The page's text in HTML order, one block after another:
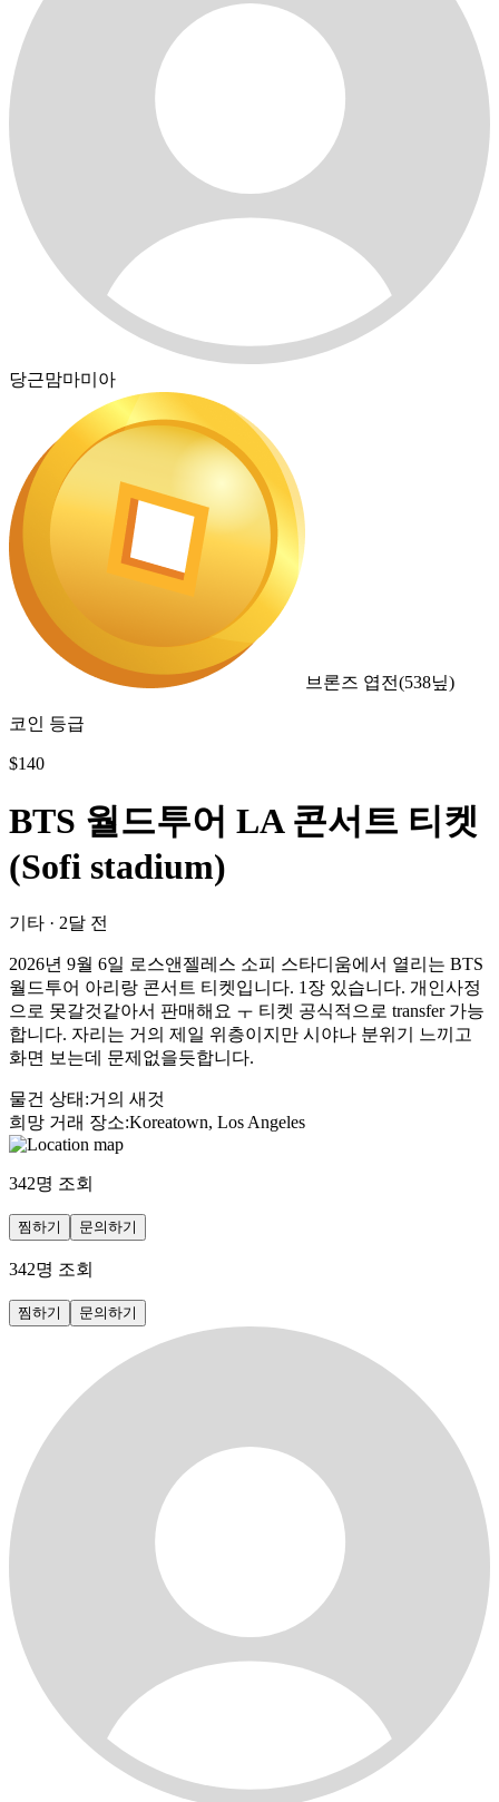
당근맘마미아
브론즈 엽전(538닢)
코인 등급
$140
BTS 월드투어 LA 콘서트 티켓
(Sofi stadium)
기타 · 2달 전
2026년 9월 6일 로스앤젤레스 소피 스타디움에서 열리는 BTS
월드투어 아리랑 콘서트 티켓입니다. 1장 있습니다. 개인사정
으로 못갈것같아서 판매해요 ㅜ 티켓 공식적으로 transfer 가능
합니다. 자리는 거의 제일 위층이지만 시야나 분위기 느끼고
화면 보는데 문제없을듯합니다.
물건 상태 :거의 새것
희망 거래 장소:Koreatown, Los Angeles
342명 조회
찜하기 문의하기
342명 조회
찜하기 문의하기